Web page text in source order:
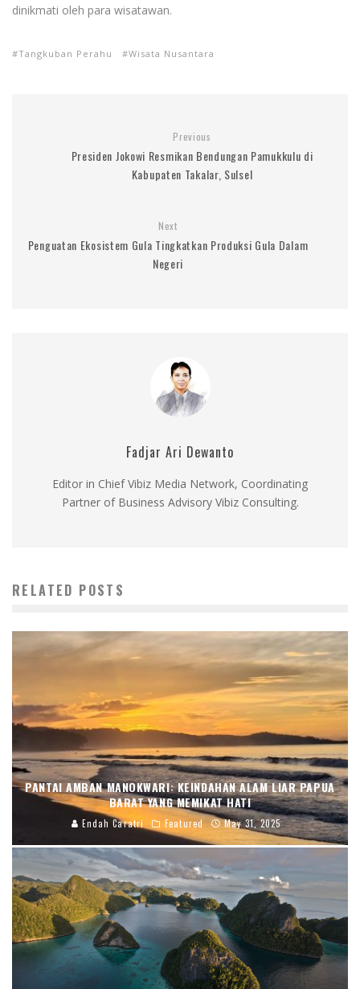
dinikmati oleh para wisatawan.
Tangkuban Perahu Wisata Nusantara
Previous
Presiden Jokowi Resmikan Bendungan Pamukkulu di
Kabupaten Takalar, Sulsel
Next
Penguatan Ekosistem Gula Tingkatkan Produksi Gula Dalam
Negeri
Fadjar Ari Dewanto
Editor in Chief Vibiz Media Network, Coordinating
Partner of Business Advisory Vibiz Consulting.
RELATED POSTS
PANTAI AMBAN MANOKWARI: KEINDAHAN ALAM LIAR PAPUA
BARAT YANG MEMIKAT HATI
Endah Caratri Featured May 31, 2025